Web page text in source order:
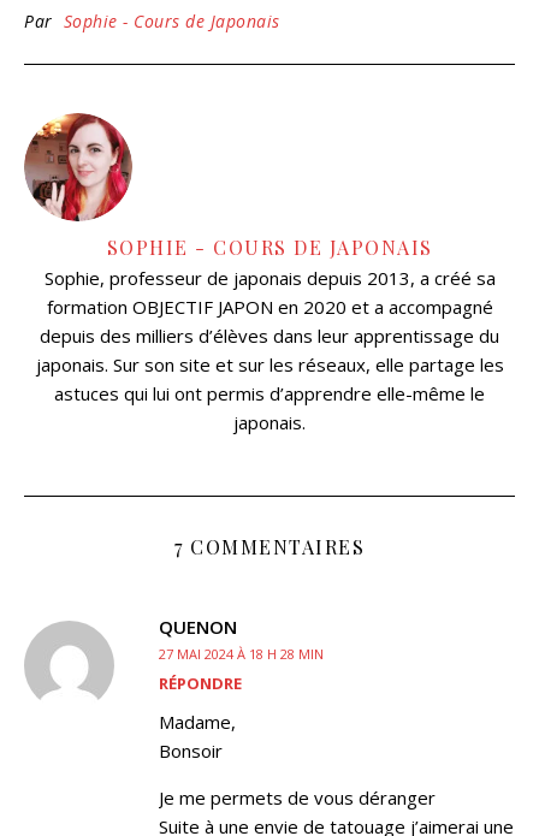
Par Sophie - Cours de Japonais
SOPHIE - COURS DE JAPONAIS
Sophie, professeur de japonais depuis 2013, a créé sa
formation OBJECTIF JAPON en 2020 et a accompagné
depuis des milliers d’élèves dans leur apprentissage du
japonais. Sur son site et sur les réseaux, elle partage les
astuces qui lui ont permis d’apprendre elle-même le
japonais.
7 COMMENTAIRES
QUENON
27 MAI 2024 À 18 H 28 MIN
RÉPONDRE
Madame,
Bonsoir
Je me permets de vous déranger
Suite à une envie de tatouage j’aimerai une